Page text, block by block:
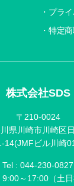
株式会社SDS
〒210-0024
県川崎市川崎区
14(JMFビル川崎
Tel : 044-230-0827
～17:00（土日
プラ
特定